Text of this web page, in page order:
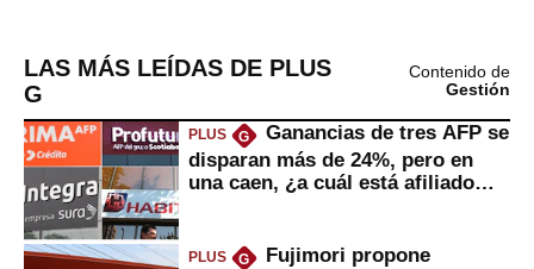
LAS MÁS LEÍDAS DE PLUS
G
Contenido de
Gestión
PLUS G
Ganancias de tres AFP se
disparan más de 24%, pero en
una caen, ¿a cuál está afiliado
PLUS G
Fujimori propone